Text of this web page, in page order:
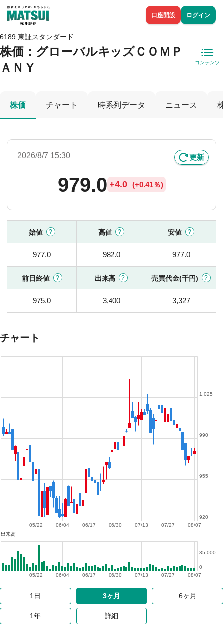
口座開設 ログイン
6189 東証スタンダード
株価 ：グローバルキッズＣＯＭＰ
ＡＮＹ
コンテンツ
株価 チャート 時系列データ ニュース
2026/8/7 15:30 更新
979.0 +4.0 (+0.41％)
始値 高値 安値
977.0 982.0 977.0
前日終値 出来高 売買代金(千円)
975.0 3,400 3,327
チャート
08/07
07/27
07/13
06/30
06/17
06/04
05/22
920
955
990
1,025
出来高
08/07
07/27
07/13
06/30
06/17
06/04
05/22
0
35,000
1日 3ヶ月 6ヶ月
1年 詳細